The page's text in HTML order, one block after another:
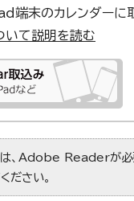
端末のカレンダーに
いて説明を読む
は、Adobe Readerが必
ださい。